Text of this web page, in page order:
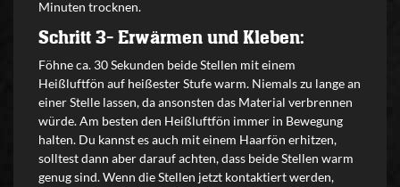
Minuten trocknen.
Schritt 3- Erwärmen und Kleben:
Föhne ca. 30 Sekunden beide Stellen mit einem
Heißluftfön auf heißester Stufe warm. Niemals zu lange an
einer Stelle lassen, da ansonsten das Material verbrennen
würde. Am besten den Heißluftfön immer in Bewegung
halten. Du kannst es auch mit einem Haarfön erhitzen,
solltest dann aber darauf achten, dass beide Stellen warm
genug sind. Wenn die Stellen jetzt kontaktiert werden,